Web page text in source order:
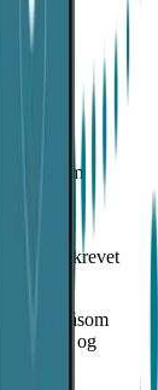
tilbud om
(som beskrevet
give, såsom
og